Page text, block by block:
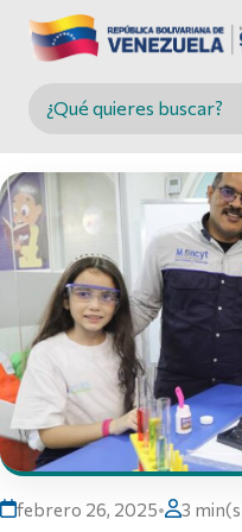
Buscar en MINCYT
febrero 26, 2025• 3